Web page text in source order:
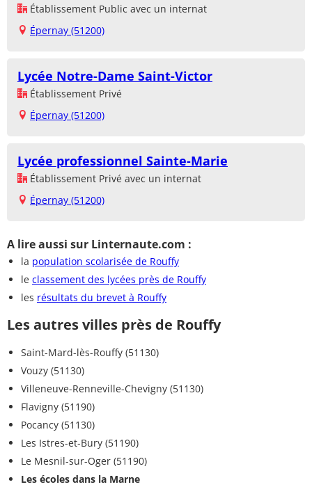
Établissement Public avec un internat
Épernay (51200)
Lycée Notre-Dame Saint-Victor
Établissement Privé
Épernay (51200)
Lycée professionnel Sainte-Marie
Établissement Privé avec un internat
Épernay (51200)
A lire aussi sur Linternaute.com :
la population scolarisée de Rouffy
le classement des lycées près de Rouffy
les résultats du brevet à Rouffy
Les autres villes près de Rouffy
Saint-Mard-lès-Rouffy (51130)
Vouzy (51130)
Villeneuve-Renneville-Chevigny (51130)
Flavigny (51190)
Pocancy (51130)
Les Istres-et-Bury (51190)
Le Mesnil-sur-Oger (51190)
Les écoles dans la Marne